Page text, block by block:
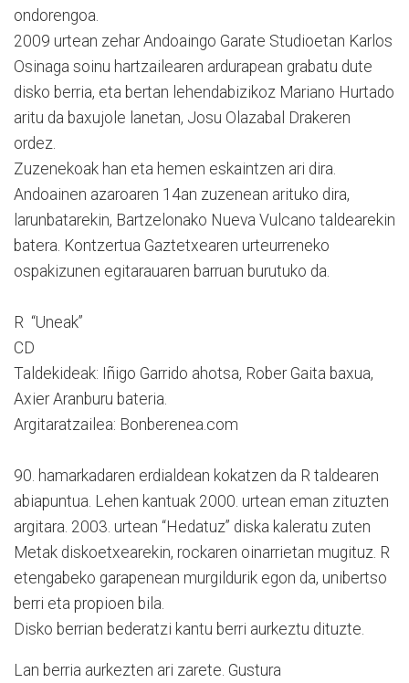
ondorengoa.
2009 urtean zehar Andoaingo Garate Studioetan Karlos
Osinaga soinu hartzailearen ardurapean grabatu dute
disko berria, eta bertan lehendabizikoz Mariano Hurtado
aritu da baxujole lanetan, Josu Olazabal Drakeren
ordez.
Zuzenekoak han eta hemen eskaintzen ari dira.
Andoainen azaroaren 14an zuzenean arituko dira,
larunbatarekin, Bartzelonako Nueva Vulcano taldearekin
batera. Kontzertua Gaztetxearen urteurreneko
ospakizunen egitarauaren barruan burutuko da.
R “Uneak”
CD
Taldekideak: Iñigo Garrido ahotsa, Rober Gaita baxua,
Axier Aranburu bateria.
Argitaratzailea: Bonberenea.com
90. hamarkadaren erdialdean kokatzen da R taldearen
abiapuntua. Lehen kantuak 2000. urtean eman zituzten
argitara. 2003. urtean “Hedatuz” diska kaleratu zuten
Metak diskoetxearekin, rockaren oinarrietan mugituz. R
etengabeko garapenean murgildurik egon da, unibertso
berri eta propioen bila.
Disko berrian bederatzi kantu berri aurkeztu dituzte.
Lan berria aurkezten ari zarete. Gustura